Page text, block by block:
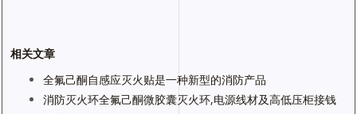
相关文章
全氟己酮自感应灭火贴是一种新型的消防产品
消防灭火环全氟己酮微胶囊灭火环,电源线材及高低压柜接钱